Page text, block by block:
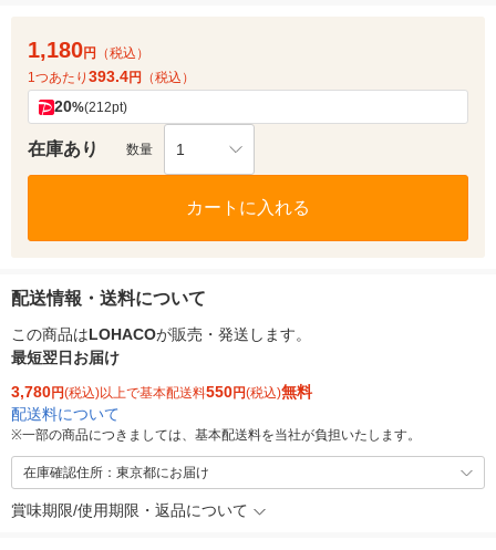
1,180円
（税込）
1つあたり 393.4円 （税込）
20%(212pt)
在庫あり 数量 1
カートに入れる
配送情報・送料について
この商品はLOHACOが販売・発送します。
最短翌日お届け
3,780円(税込)以上で基本配送料550円(税込)無料
配送料について
※一部の商品につきましては、基本配送料を当社が負担いたします。
在庫確認住所：東京都にお届け
賞味期限/使用期限・返品について